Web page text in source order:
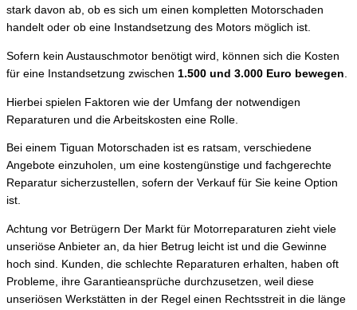
stark davon ab, ob es sich um einen kompletten Motorschaden
handelt oder ob eine Instandsetzung des Motors möglich ist.
Sofern kein Austauschmotor benötigt wird, können sich die Kosten
für eine Instandsetzung zwischen 1.500 und 3.000 Euro bewegen.
Hierbei spielen Faktoren wie der Umfang der notwendigen
Reparaturen und die Arbeitskosten eine Rolle.
Bei einem Tiguan Motorschaden ist es ratsam, verschiedene
Angebote einzuholen, um eine kostengünstige und fachgerechte
Reparatur sicherzustellen, sofern der Verkauf für Sie keine Option
ist.
Achtung vor Betrügern Der Markt für Motorreparaturen zieht viele
unseriöse Anbieter an, da hier Betrug leicht ist und die Gewinne
hoch sind. Kunden, die schlechte Reparaturen erhalten, haben oft
Probleme, ihre Garantieansprüche durchzusetzen, weil diese
unseriösen Werkstätten in der Regel einen Rechtsstreit in die länge